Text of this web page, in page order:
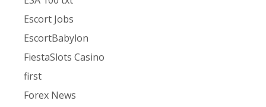
Escort Jobs
EscortBabylon
FiestaSlots Casino
first
Forex News